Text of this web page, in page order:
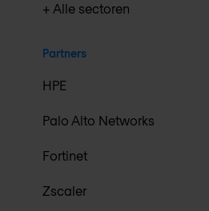
+ Alle sectoren
Partners
HPE
Palo Alto Networks
Fortinet
Zscaler